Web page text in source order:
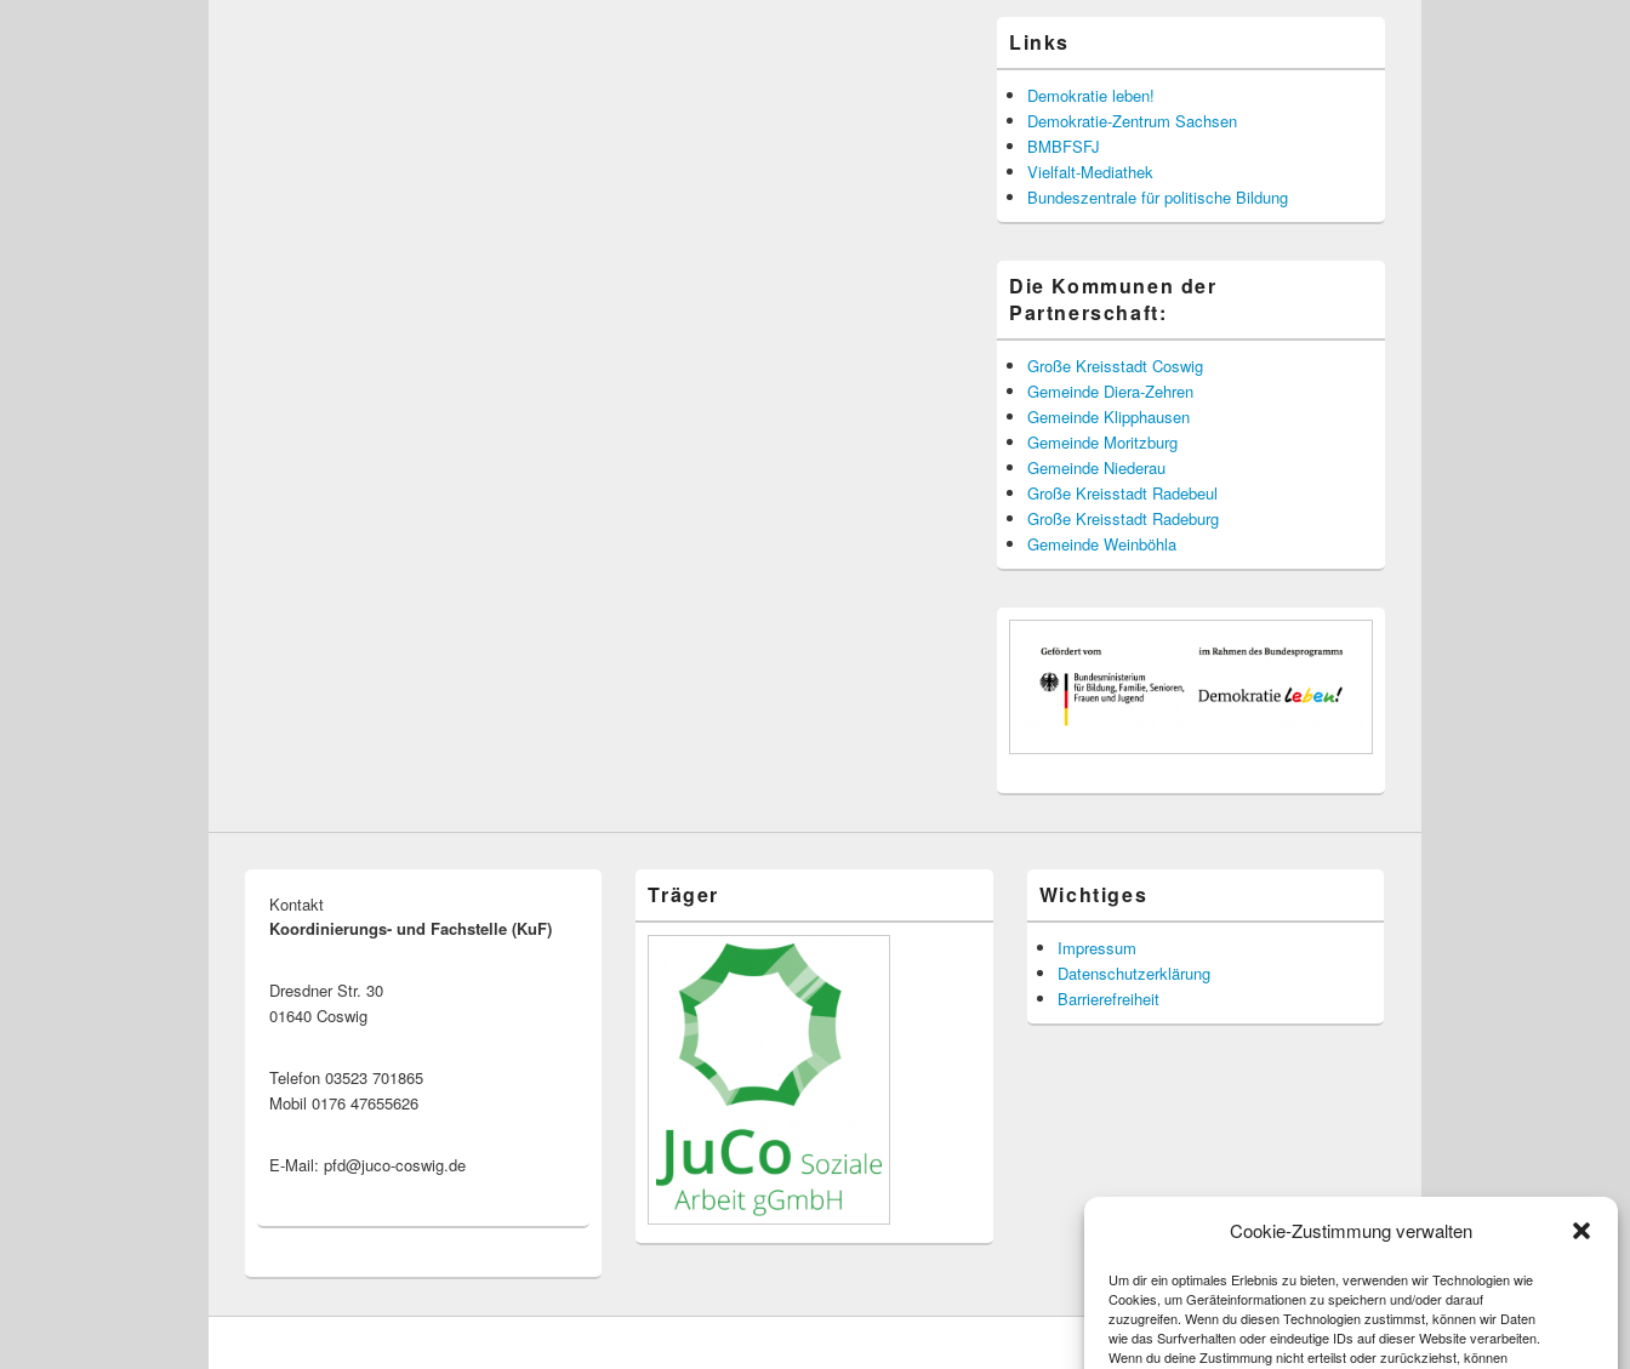
Cookie-Zustimmung verwalten
Um dir ein optimales Erlebnis zu bieten, verwenden wir Technologien wie
Cookies, um Geräteinformationen zu speichern und/oder darauf
zuzugreifen. Wenn du diesen Technologien zustimmst, können wir Daten
wie das Surfverhalten oder eindeutige IDs auf dieser Website verarbeiten.
Wenn du deine Zustimmung nicht erteilst oder zurückziehst, können
Links
Demokratie leben!
Demokratie-Zentrum Sachsen
BMBFSFJ
Vielfalt-Mediathek
Bundeszentrale für politische Bildung
Die Kommunen der
Partnerschaft:
Große Kreisstadt Coswig
Gemeinde Diera-Zehren
Gemeinde Klipphausen
Gemeinde Moritzburg
Gemeinde Niederau
Große Kreisstadt Radebeul
Große Kreisstadt Radeburg
Gemeinde Weinböhla
Kontakt
Koordinierungs- und Fachstelle (KuF)
Dresdner Str. 30
01640 Coswig
Telefon 03523 701865
Mobil 0176 47655626
E-Mail: pfd@juco-coswig.de
Träger Wichtiges
Impressum
Datenschutzerklärung
Barrierefreiheit